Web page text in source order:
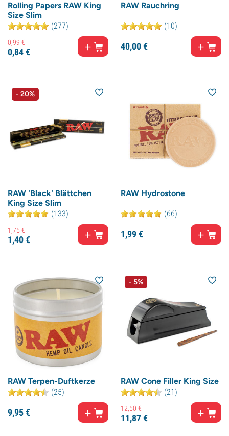
Rolling Papers RAW King
Size Slim
(277)
0,99€
0,84€
RAW Rauchring
(10)
40,00€
- 20%
RAW 'Black' Blättchen
King Size Slim
(133)
1,75€
1,40€
RAW Hydrostone
(66)
1,99€
RAW Terpen-Duftkerze
(25)
9,95€
- 5%
RAW Cone Filler King Size
(21)
12,50€
11,87€